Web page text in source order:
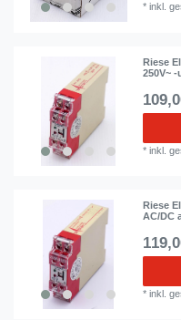
*inkl.
Riese
250V~
*inkl.
Riese
AC/DC
*inkl.